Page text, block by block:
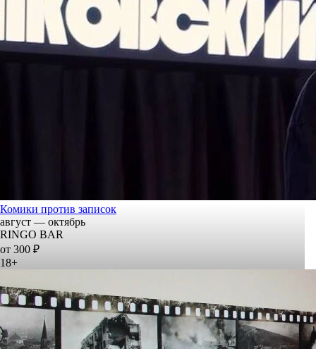
Комики против записок
август — октябрь
RINGO BAR
от 300 ₽
18+